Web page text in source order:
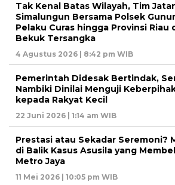
Tak Kenal Batas Wilayah, Tim
Simalungun Bersama Polsek
Pelaku Curas hingga Provinsi Riau
Bekuk Tersangka
4 Agustus 2026 | 8:42 pm WIB
Pemerintah Didesak Bertindak,
Nambiki Dinilai Menguji
kepada Rakyat Kecil
22 Juni 2026 | 1:14 am WIB
Prestasi atau Sekadar Seremoni?
di Balik Kasus Asusila yang
Metro Jaya
11 Mei 2026 | 10:05 pm WIB